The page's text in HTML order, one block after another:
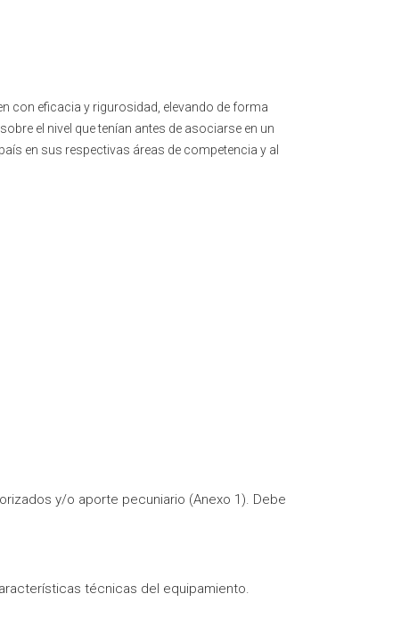
con eficacia y rigurosidad, elevando de forma
el nivel que tenían antes de asociarse en un
en sus respectivas áreas de competencia y al
y/o aporte pecuniario (Anexo 1). Debe
técnicas del equipamiento.